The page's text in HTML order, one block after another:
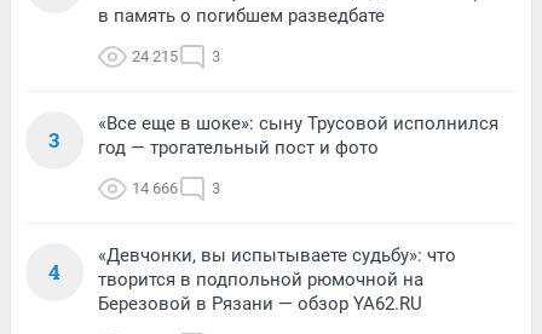
в память о погибшем разведбате
24 215 3
3
«Все еще в шоке»: сыну Трусовой исполнился
год — трогательный пост и фото
14 666 3
4
«Девчонки, вы испытываете судьбу»: что
творится в подпольной рюмочной на
Березовой в Рязани — обзор YA62.RU